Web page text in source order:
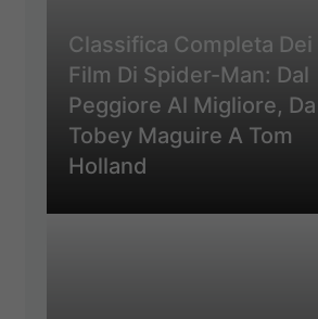
Classifica Completa Dei
Film Di Spider-Man: Dal
Peggiore Al Migliore, Da
Tobey Maguire A Tom
Holland